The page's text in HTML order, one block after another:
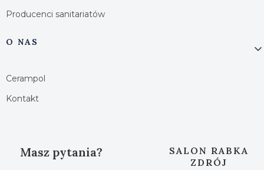
Producenci sanitariatów
O NAS
Cerampol
Kontakt
Masz pytania?
SALON RABKA
ZDRÓJ